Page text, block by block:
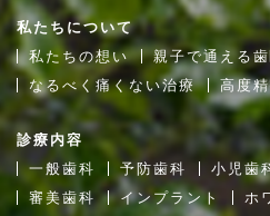
私たちについて
私たちの想い
親子で通える
なるべく痛くない治療
高度
診療内容
一般歯科
予防歯科 小児歯
審美歯科
インプラント
ホ